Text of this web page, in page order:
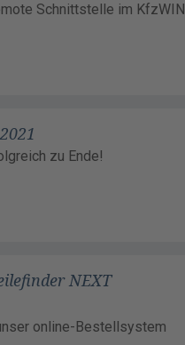
Schnittstelle im KfzWIN
zu Ende!
NEXT
online-Bestellsystem